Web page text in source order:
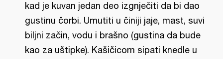
kad je kuvan jedan deo izgnječiti da bi dao
gustinu čorbi. Umutiti u činiji jaje, mast, suvi
biljni začin, vodu i brašno (gustina da bude
kao za uštipke). Kašičicom sipati knedle u